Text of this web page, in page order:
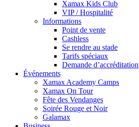
Xamax Kids Club
VIP / Hospitalité
Informations
Point de vente
Cashless
Se rendre au stade
Tarifs spéciaux
Demande d’accréditation
Événements
Xamax Academy Camps
Xamax On Tour
Fête des Vendanges
Soirée Rouge et Noir
Galamax